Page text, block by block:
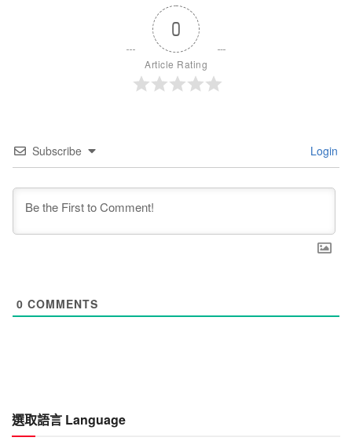
0
Article Rating
Subscribe Login
0 COMMENTS
選取語言 Language